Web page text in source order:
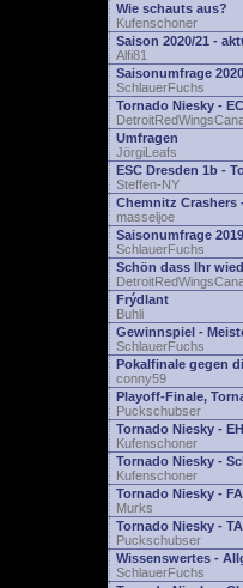
Wie schauts aus?
Kufenschoner
Saison 2020/21 -
Alfi81
Saisonumfrage
SchlauerFuchs
Tornado Niesky -
Umfragen
JörgiLeafs
ESC Dresden 1b -
Steffen-NY
Chemnitz Crashers
masseljoe
Saisonumfrage
SchlauerFuchs
Schön dass Ihr
Frýdlant
Buhli
Gewinnspiel -
SchlauerFuchs
Pokalfinale gegen
conny59
Playoff-Finale,
Puckschubser
Tornado Niesky -
Kufenschoner
Tornado Niesky -
Kufenschoner
Tornado Niesky -
Murks
Tornado Niesky -
Puckschubser
Wissenswertes -
SchlauerFuchs